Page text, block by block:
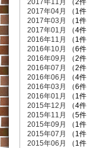
2017年11月
（2件
2017年04月
（1件
2017年03月
（1件
2017年01月
（4件
2016年11月
（1件
2016年10月
（6件
2016年09月
（2件
2016年07月
（2件
2016年06月
（4件
2016年03月
（6件
2016年01月
（1件
2015年12月
（4件
2015年11月
（5件
2015年09月
（1件
2015年07月
（1件
2015年06月
（1件